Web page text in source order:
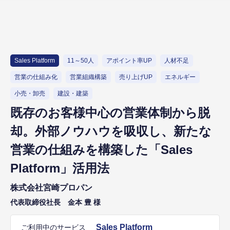
Sales Platform 11～50人 アポイント率UP 人材不足
営業の仕組み化 営業組織構築 売り上げUP エネルギー
小売・卸売 建設・建築
既存のお客様中心の営業体制から脱
却。外部ノウハウを吸収し、新たな
営業の仕組みを構築した「Sales
Platform」活用法
株式会社宮崎プロパン
代表取締役社長 金本 豊 様
ご利用中のサービス Sales Platform